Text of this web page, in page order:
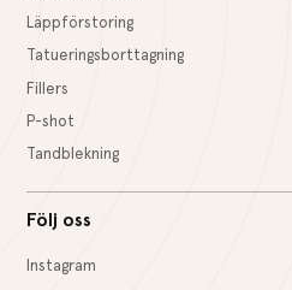
Läppförstoring
Tatueringsborttagning
Fillers
P-shot
Tandblekning
Följ oss
Instagram